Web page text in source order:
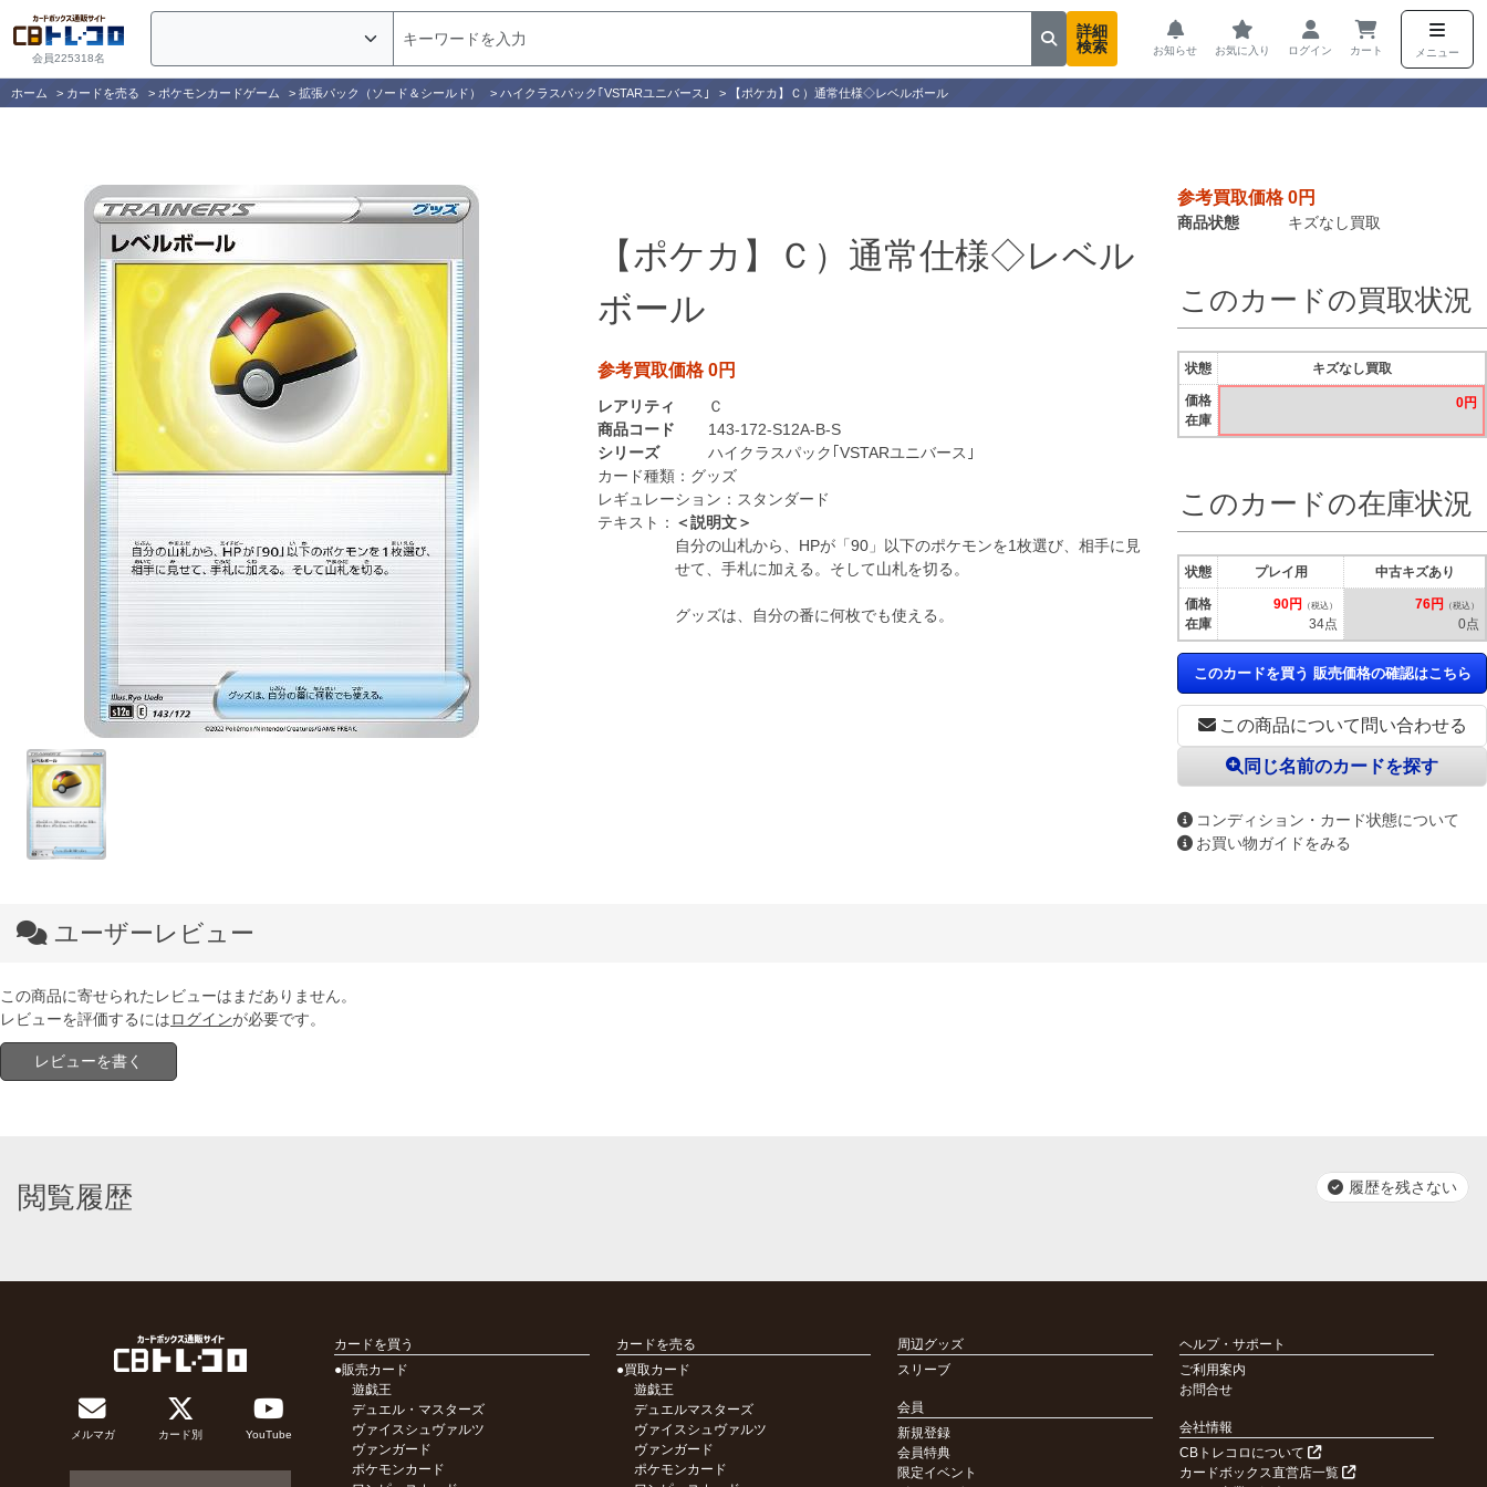
会員225318名
詳細
検索
お知らせ お気に入り ログイン カート メニュー
ホーム > カードを売る > ポケモンカードゲーム > 拡張パック（ソード＆シールド） > ハイクラスパック｢VSTARユニバース｣ > 【ポケカ】Ｃ）通常仕様◇レベルボール
【ポケカ】Ｃ）通常仕様◇レベル
ボール
参考買取価格 0円
レアリティ
Ｃ
商品コード
143-172-S12A-B-S
シリーズ
ハイクラスパック｢VSTARユニバース｣
カード種類： グッズ
レギュレーション： スタンダード
テキスト： ＜説明文＞
自分の山札から、HPが「90」以下のポケモンを1枚選び、相手に見
せて、手札に加える。そして山札を切る。
グッズは、自分の番に何枚でも使える。
参考買取価格 0円
商品状態 キズなし買取
この商品について問い合わせる
同じ名前のカードを探す
コンディション・カード状態について
お買い物ガイドをみる
このカードの買取状況
状態
価格
在庫
キズなし買取
0円
このカードの在庫状況
状態
価格
在庫
プレイ用
90円 （税込）
34点
中古キズあり
76円 （税込）
0点
このカードを買う 販売価格の確認はこちら
ユーザーレビュー
この商品に寄せられたレビューはまだありません。
レビューを評価するにはログインが必要です。
レビューを書く
閲覧履歴 履歴を残さない
メルマガ カード別 YouTube
カードを買う
●販売カード
遊戯王
デュエル・マスターズ
ヴァイスシュヴァルツ
ヴァンガード
ポケモンカード
カードを売る
●買取カード
遊戯王
デュエルマスターズ
ヴァイスシュヴァルツ
ヴァンガード
ポケモンカード
周辺グッズ
スリーブ
会員
新規登録
会員特典
限定イベント
ヘルプ・サポート
ご利用案内
お問合せ
会社情報
CBトレコロについて
カードボックス直営店一覧